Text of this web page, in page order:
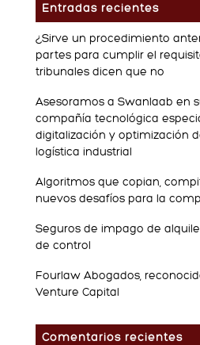
Entradas recientes
¿Sirve un procedimiento
partes para cumplir el
tribunales dicen que no
Asesoramos a Swanlaab en
compañía tecnológica
digitalización y optimización
logística industrial
Algoritmos que copian,
nuevos desafíos para la
Seguros de impago de
de control
Fourlaw Abogados,
Venture Capital
Comentarios recientes